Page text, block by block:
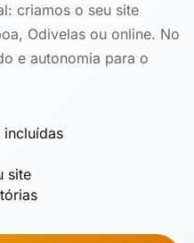
criamos o seu site
Odivelas ou online. No
e autonomia para o
incluídas
site